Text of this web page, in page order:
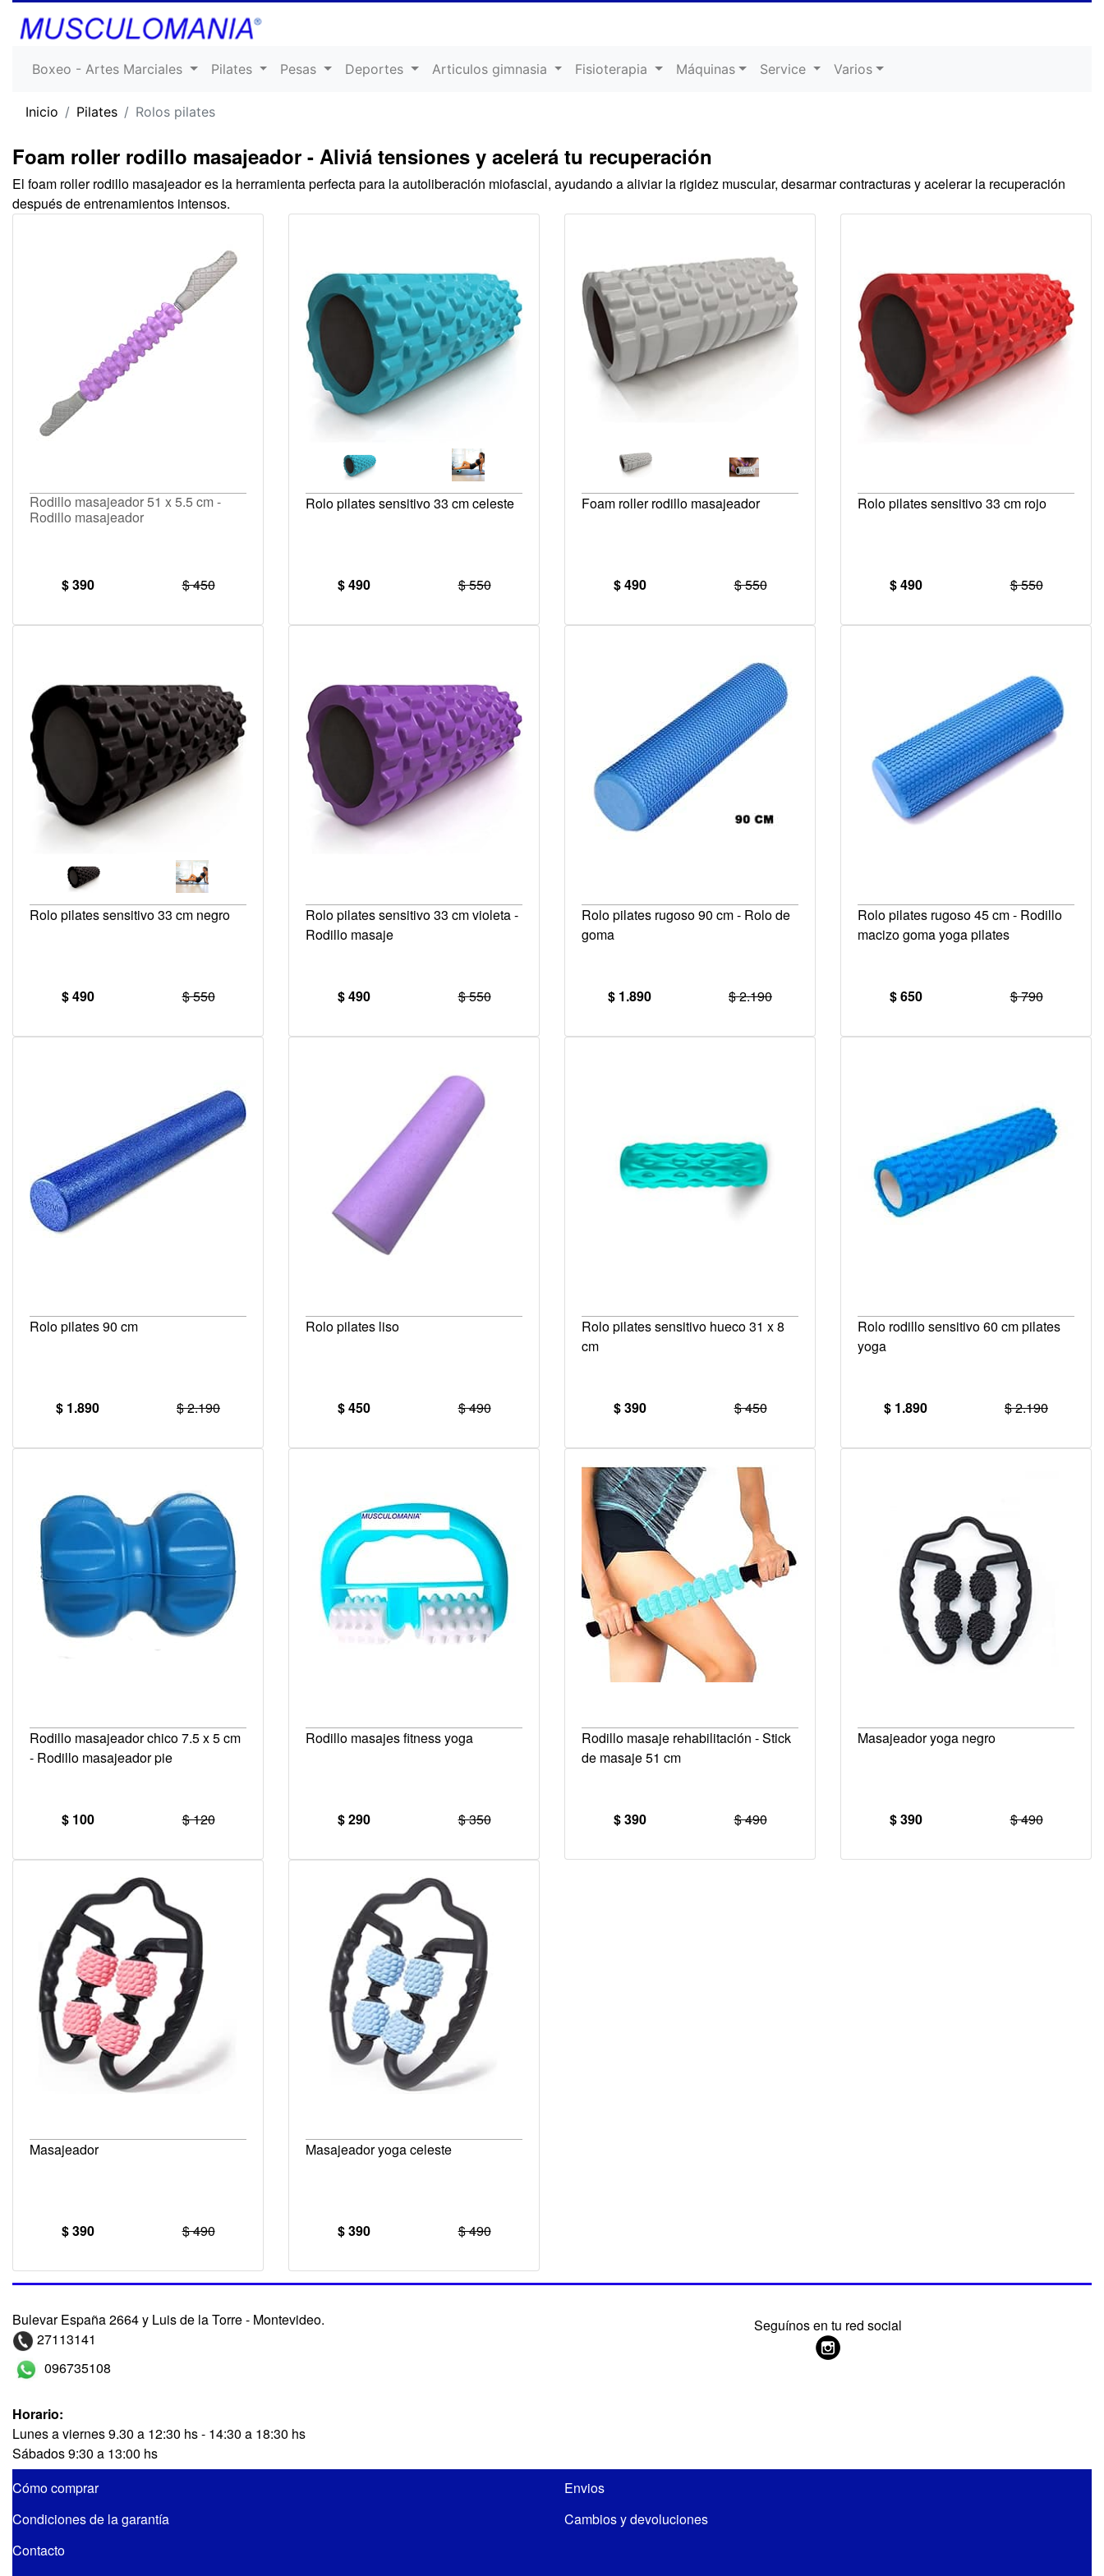
Boxeo - Artes Marciales Pilates Pesas Deportes Articulos gimnasia Fisioterapia Máquinas Service Varios
Inicio Pilates Rolos pilates
Foam roller rodillo masajeador - Aliviá tensiones y acelerá tu recuperación
El foam roller rodillo masajeador es la herramienta perfecta para la autoliberación miofascial, ayudando a aliviar la rigidez muscular, desarmar contracturas y acelerar la recuperación
después de entrenamientos intensos.
Rodillo masajeador 51 x 5.5 cm -
Rodillo masajeador
$ 390 $ 450
Rolo pilates sensitivo 33 cm celeste
$ 490 $ 550
Foam roller rodillo masajeador
$ 490 $ 550
Rolo pilates sensitivo 33 cm rojo
$ 490 $ 550
Rolo pilates sensitivo 33 cm negro
$ 490 $ 550
Rolo pilates sensitivo 33 cm violeta -
Rodillo masaje
$ 490 $ 550
Rolo pilates rugoso 90 cm - Rolo de
goma
$ 1.890 $ 2.190
Rolo pilates rugoso 45 cm - Rodillo
macizo goma yoga pilates
$ 650 $ 790
Rolo pilates 90 cm
$ 1.890 $ 2.190
Rolo pilates liso
$ 450 $ 490
Rolo pilates sensitivo hueco 31 x 8
cm
$ 390 $ 450
Rolo rodillo sensitivo 60 cm pilates
yoga
$ 1.890 $ 2.190
Rodillo masajeador chico 7.5 x 5 cm
- Rodillo masajeador pie
$ 100 $ 120
Rodillo masajes fitness yoga
$ 290 $ 350
Rodillo masaje rehabilitación - Stick
de masaje 51 cm
$ 390 $ 490
Masajeador yoga negro
$ 390 $ 490
Masajeador
$ 390 $ 490
Masajeador yoga celeste
$ 390 $ 490
Bulevar España 2664 y Luis de la Torre - Montevideo.
27113141
096735108
Horario:
Lunes a viernes 9.30 a 12:30 hs - 14:30 a 18:30 hs
Sábados 9:30 a 13:00 hs
Seguínos en tu red social
Cómo comprar
Envios
Condiciones de la garantía
Cambios y devoluciones
Contacto